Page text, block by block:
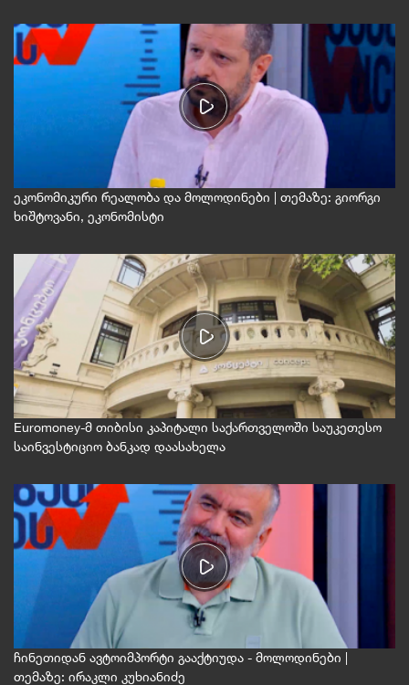
ეკონომიკური რეალობა და მოლოდინები | თემაზე: გიორგი
ხიშტოვანი, ეკონომისტი
Euromoney-მ თიბისი კაპიტალი საქართველოში საუკეთესო
საინვესტიციო ბანკად დაასახელა
ჩინეთიდან ავტოიმპორტი გააქტიუდა - მოლოდინები |
თემაზე: ირაკლი კუხიანიძე